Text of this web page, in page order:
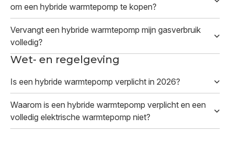
om een hybride warmtepomp te kopen?
Vervangt een hybride warmtepomp mijn gasverbruik
volledig?
Wet- en regelgeving
Is een hybride warmtepomp verplicht in 2026?
Waarom is een hybride warmtepomp verplicht en een
volledig elektrische warmtepomp niet?